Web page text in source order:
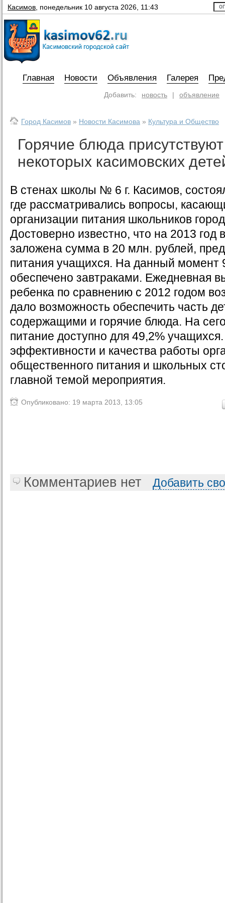
Касимов понедельник 10 августа 2026, 11:43
Главная Новости Объявления Галерея
Добавить: новость | объявление
Город Касимов » Новости Касимова » Культура и Общество
Горячие блюда
некоторых касимовских
В стенах школы № 6 г. Касимов,
где рассматривались вопросы,
организации питания школьников
Достоверно известно, что на 2013 год
заложена сумма в 20 млн. рублей,
питания учащихся. На данный момент
обеспечено завтраками. Ежедневная
ребенка по сравнению с 2012 годом
дало возможность обеспечить часть
содержащими и горячие блюда. На
питание доступно для 49,2%
эффективности и качества работы
общественного питания и школьных
главной темой мероприятия.
Опубликовано: 19 марта 2013, 13:05
Комментариев нет Добавить